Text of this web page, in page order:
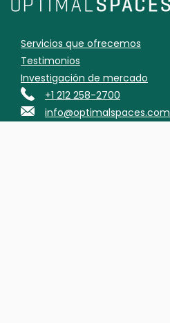
Servicios que ofrecemos
Testimonios
Investigación de mercado
+1 212 258-2700
info@optimalspaces.com